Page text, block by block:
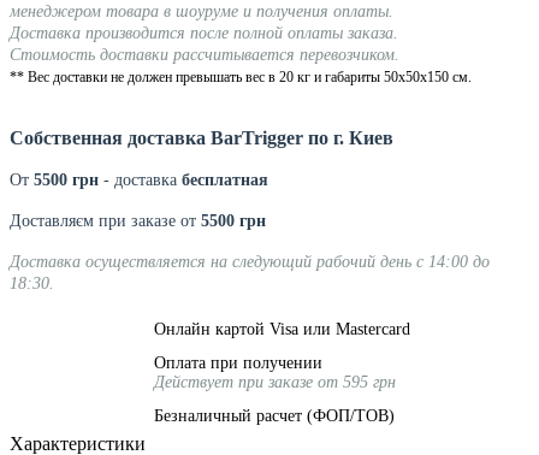
менеджером товара в шоуруме и получения оплаты.
Доставка производится после полной оплаты заказа.
Стоимость доставки рассчитывается перевозчиком.
** Вес доставки не должен превышать вес в 20 кг и габариты 50х50х150 см.
Собственная доставка BarTrigger по г. Киев
От 5500 грн - доставка бесплатная
Доставляєм при заказе от 5500 грн
Доставка осуществляется на следующий рабочий день с 14:00 до
18:30.
Онлайн картой Visa или Mastercard
Оплата при получении
Действует при заказе от 595 грн
Безналичный расчет (ФОП/ТОВ)
Характеристики